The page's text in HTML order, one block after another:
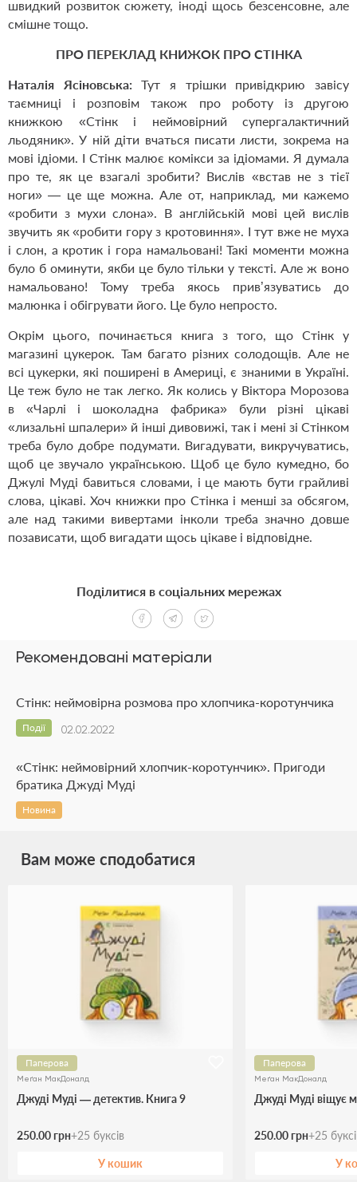
швидкий розвиток сюжету, іноді щось безсенсовне, але
смішне тощо.
ПРО ПЕРЕКЛАД КНИЖОК ПРО СТІНКА
Наталія Ясіновська: Тут я трішки привідкрию завісу
таємниці і розповім також про роботу із другою
книжкою «Стінк і неймовірний супергалактичний
льодяник». У ній діти вчаться писати листи, зокрема на
мові ідіоми. І Стінк малює комікси за ідіомами. Я думала
про те, як це взагалі зробити? Вислів «встав не з тієї
ноги» — це ще можна. Але от, наприклад, ми кажемо
«робити з мухи слона». В англійській мові цей вислів
звучить як «робити гору з кротовиння». І тут вже не муха
і слон, а кротик і гора намальовані! Такі моменти можна
було б оминути, якби це було тільки у тексті. Але ж воно
намальовано! Тому треба якось прив’язуватись до
малюнка і обігрувати його. Це було непросто.
Окрім цього, починається книга з того, що Стінк у
магазині цукерок. Там багато різних солодощів. Але не
всі цукерки, які поширені в Америці, є знаними в Україні.
Це теж було не так легко. Як колись у Віктора Морозова
в «Чарлі і шоколадна фабрика» були різні цікаві
«лизальні шпалери» й інші дивовижі, так і мені зі Стінком
треба було добре подумати. Вигадувати, викручуватись,
щоб це звучало українською. Щоб це було кумедно, бо
Джулі Муді бавиться словами, і це мають бути грайливі
слова, цікаві. Хоч книжки про Стінка і менші за обсягом,
але над такими вивертами інколи треба значно довше
позависати, щоб вигадати щось цікаве і відповідне.
Рекомендовані матеріали
Стінк: неймовірна розмова про хлопчика-коротунчика
02.02.2022
Події
«Стінк: неймовірний хлопчик-коротунчик». Пригоди
братика Джуді Муді
Новина
Поділитися в соціальних мережах
Вам може сподобатися
Паперова
Меґан МакДоналд
Джуді Муді — детектив. Книга 9
250.00 грн+25 буксів
У кошик
Паперова
Меґан МакДоналд
Джуді Муді віщує
250.00 грн+25
У